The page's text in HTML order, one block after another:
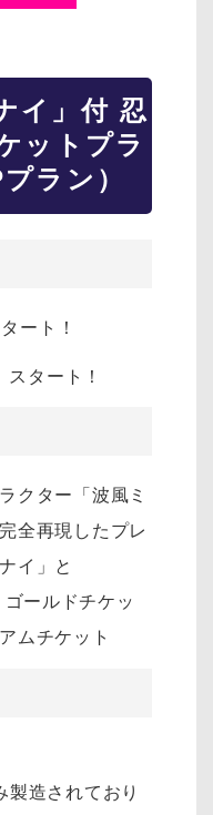
イ」付 忍
ットプラ
ラン）
ート！
タート！
クター「波風ミ
全再現したプレ
イ」と
ゴールドチケッ
ムチケット
製造されており